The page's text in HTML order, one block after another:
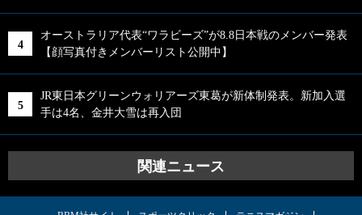
オーストラリア代表“ワラビーズ”が8.8日本戦のメンバー発表
【顔写真付きメンバーリスト公開中】
JR東日本グリーンウォリアーズ東葛が新体制発表。新加入選
手は4名、金井大雪は再入団
関連ニュース